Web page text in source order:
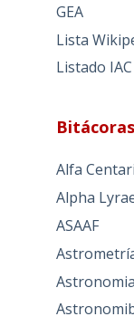
GEA
Lista
Listado IAC
Alfa
Alpha
ASAAF
Astronomia